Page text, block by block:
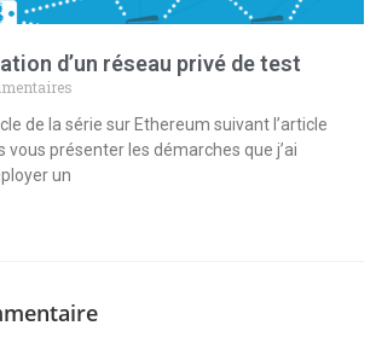
d’un réseau privé de test
de la série sur Ethereum suivant l’article
vous présenter les démarches que j’ai
un